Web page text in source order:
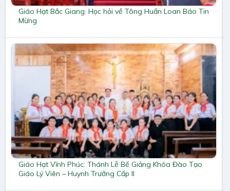
Giáo Hạt Bắc Giang: Học hỏi về Tông Huấn Loan Báo Tin
Mừng
Giáo Hạt Vĩnh Phúc: Thánh Lễ Bế Giảng Khóa Đào Tạo
Giáo Lý Viên – Huynh Trưởng Cấp II